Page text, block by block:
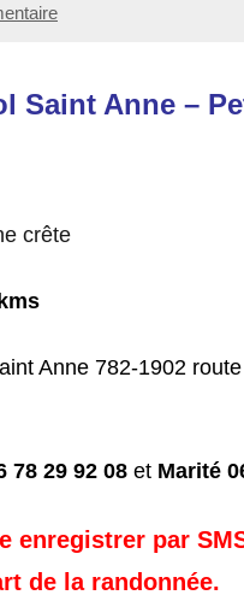
Saint Anne –
crête
Anne 782-1902
78 29 92 08 et Marité
enregistrer par
de la randonnée.